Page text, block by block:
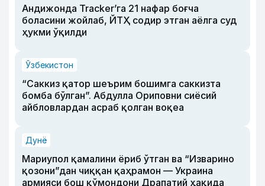
Андижонда Tracker’га 21 нафар боғча
боласини жойлаб, ЙТҲ содир этган аёлга суд
ҳукми ўқилди
Ўзбекистон
“Саккиз қатор шеърим бошимга саккизта
бомба бўлган”. Абдулла Ориповни сиёсий
айбловлардан асраб қолган воқеа
Дунё
Мариупол қамалини ёриб ўтган ва “Изварино
қозони”дан чиққан қаҳрамон — Украина
армияси бош қўмондони Драпатий ҳақида